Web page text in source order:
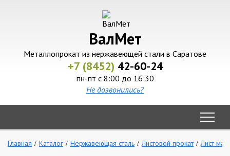
ВалМет
Металлопрокат из нержавеющей стали в Саратове
+7 (8452) 42-60-24
пн-пт с 8:00 до 16:30
Не дозвонились?
Главная Каталог Нержавеющая сталь Листовой прокат Лист